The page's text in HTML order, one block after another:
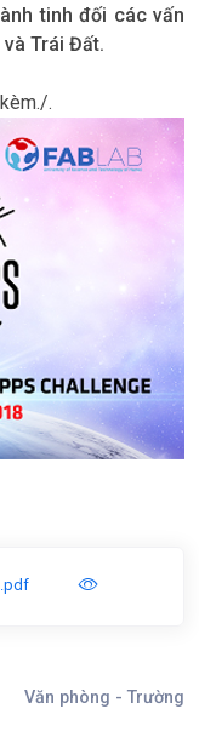
tinh đối các vấn
Trái Đất.
.
Văn phòng - Trường